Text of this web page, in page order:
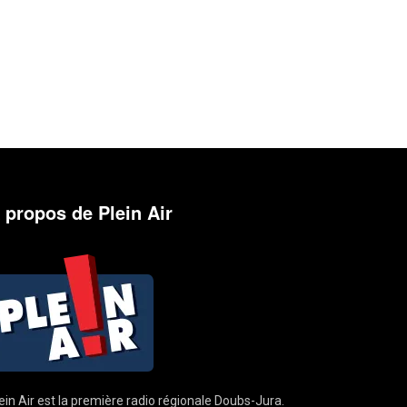
propos de Plein Air
Air est la première radio régionale Doubs-Jura.